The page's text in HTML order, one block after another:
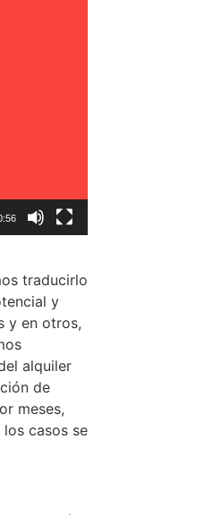
traducirlo
y
y en otros,
alquiler
de
meses,
casos se